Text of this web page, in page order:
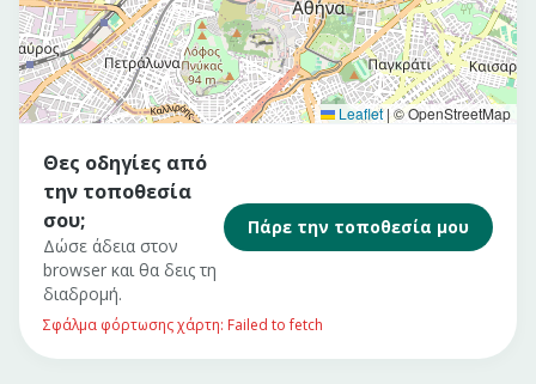
Leaflet |© OpenStreetMap
Θες οδηγίες από
την τοποθεσία
σου;
Δώσε άδεια στον
browser και θα δεις τη
διαδρομή.
Πάρε την τοποθεσία μου
Σφάλμα φόρτωσης χάρτη: Failed to fetch